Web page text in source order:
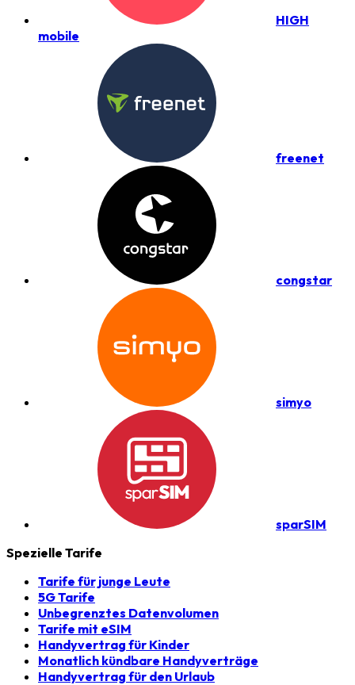
HIGH
mobile
freenet
congstar
simyo
sparSIM
Spezielle Tarife
Tarife für junge Leute
5G Tarife
Unbegrenztes Datenvolumen
Tarife mit eSIM
Handyvertrag für Kinder
Monatlich kündbare Handyverträge
Handyvertrag für den Urlaub